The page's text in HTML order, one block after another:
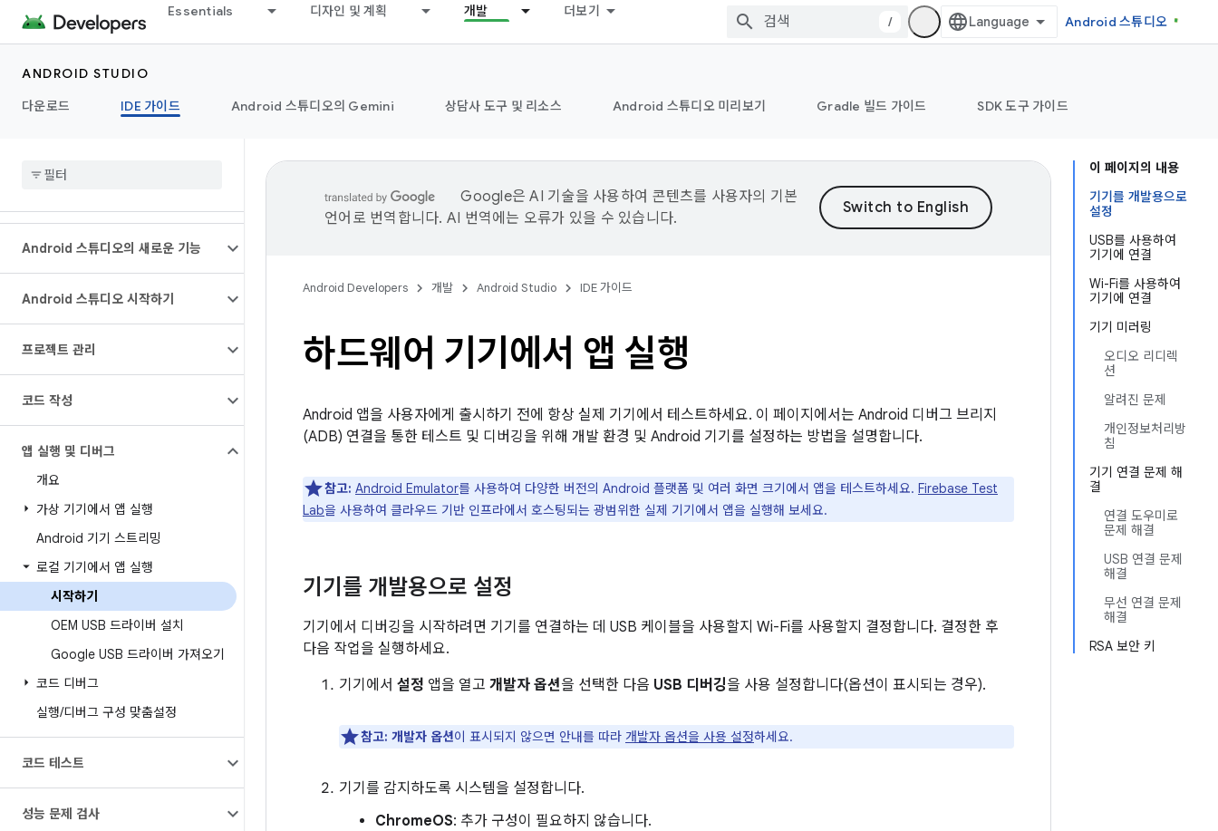
Essentials 디자인 및 계획 개발 더보기
/ Android 스튜디오
ANDROID STUDIO
다운로드
IDE 가이드 Android 스튜디오의 Gemini 상담사 도구 및 리소스 Android 스튜디오 미리보기 Gradle 빌드 가이드 SDK 도구 가이드
Android 스튜디오의 새로운 기능
Android 스튜디오 시작하기
프로젝트 관리
코드 작성
앱 실행 및 디버그
개요
가상 기기에서 앱 실행
Android 기기 스트리밍
로컬 기기에서 앱 실행
시작하기
OEM USB 드라이버 설치
Google USB 드라이버 가져오기
코드 디버그
실행/디버그 구성 맞춤설정
코드 테스트
성능 문제 검사
이 페이지의 내용
기기를 개발용으로
설정
USB를 사용하여
기기에 연결
Wi-Fi를 사용하여
기기에 연결
기기 미러링
오디오 리디렉
션
알려진 문제
개인정보처리방
침
기기 연결 문제 해
결
연결 도우미로
문제 해결
USB 연결 문제
해결
무선 연결 문제
해결
RSA 보안 키
Google은 AI 기술을 사용하여 콘텐츠를 사용자의 기본
언어로 번역합니다. AI 번역에는 오류가 있을 수 있습니다.
Android Developers 개발 Android Studio IDE 가이드
하드웨어 기기에서 앱 실행
Android 앱을 사용자에게 출시하기 전에 항상 실제 기기에서 테스트하세요. 이 페이지에서는 Android 디버그 브리지
(ADB) 연결을 통한 테스트 및 디버깅을 위해 개발 환경 및 Android 기기를 설정하는 방법을 설명합니다.
참고: Android Emulator를 사용하여 다양한 버전의 Android 플랫폼 및 여러 화면 크기에서 앱을 테스트하세요. Firebase Test
Lab을 사용하여 클라우드 기반 인프라에서 호스팅되는 광범위한 실제 기기에서 앱을 실행해 보세요.
기기를 개발용으로 설정
기기에서 디버깅을 시작하려면 기기를 연결하는 데 USB 케이블을 사용할지 Wi-Fi를 사용할지 결정합니다. 결정한 후
다음 작업을 실행하세요.
기기에서 설정 앱을 열고 개발자 옵션을 선택한 다음 USB 디버깅을 사용 설정합니다(옵션이 표시되는 경우).
참고: 개발자 옵션이 표시되지 않으면 안내를 따라 개발자 옵션을 사용 설정하세요.
기기를 감지하도록 시스템을 설정합니다.
ChromeOS: 추가 구성이 필요하지 않습니다.